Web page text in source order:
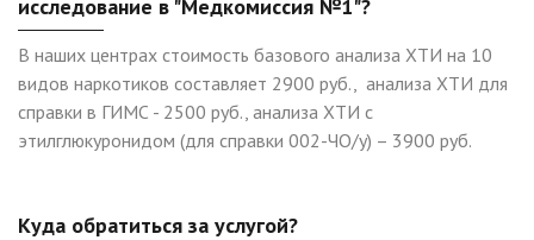
исследование в "Медкомиссия №1"?
В наших центрах стоимость базового анализа ХТИ на 10
видов наркотиков составляет 2900 руб., анализа ХТИ для
справки в ГИМС - 2500 руб., анализа ХТИ с
этилглюкуронидом (для справки 002-ЧО/у) – 3900 руб.
Куда обратиться за услугой?